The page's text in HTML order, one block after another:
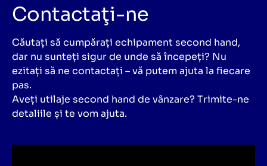
Contactaţi-ne
Căutați să cumpărați echipament second hand,
dar nu sunteți sigur de unde să începeți? Nu
ezitați să ne contactați – vă putem ajuta la fiecare
pas.
Aveți utilaje second hand de vânzare? Trimite-ne
detaliile și te vom ajuta.